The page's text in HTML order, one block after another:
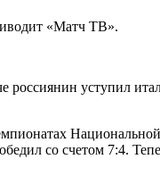
«Матч ТВ».
уступил
со счетом 7:4.